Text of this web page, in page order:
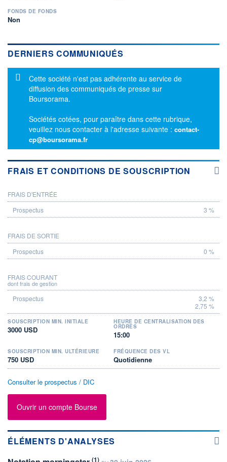
FONDS DE FONDS
Non
DERNIERS COMMUNIQUÉS
Message d'information
Cette société n'est pas adhérente au service de
diffusion des communiqués de presse sur
Boursorama.
Sociétés cotées, pour paraître dans cette rubrique,
veuillez nous contacter à l'adresse suivante : contact-
cp@boursorama.fr
FRAIS ET CONDITIONS DE SOUSCRIPTION
PROSPECTUS
FRAIS D'ENTRÉE
3 %
FRAIS DE SORTIE
0 %
FRAIS COURANT
dont frais de gestion
3,2 %
2,75 %
SOUSCRIPTION MIN. INITIALE
3000 USD
HEURE DE CENTRALISATION DES
ORDRES
15:00
SOUSCRIPTION MIN. ULTÉRIEURE
750 USD
FRÉQUENCE DES VL
Quotidienne
Consulter le prospectus / DIC
Ouvrir un compte Bourse
ÉLÉMENTS D'ANALYSES
(1)